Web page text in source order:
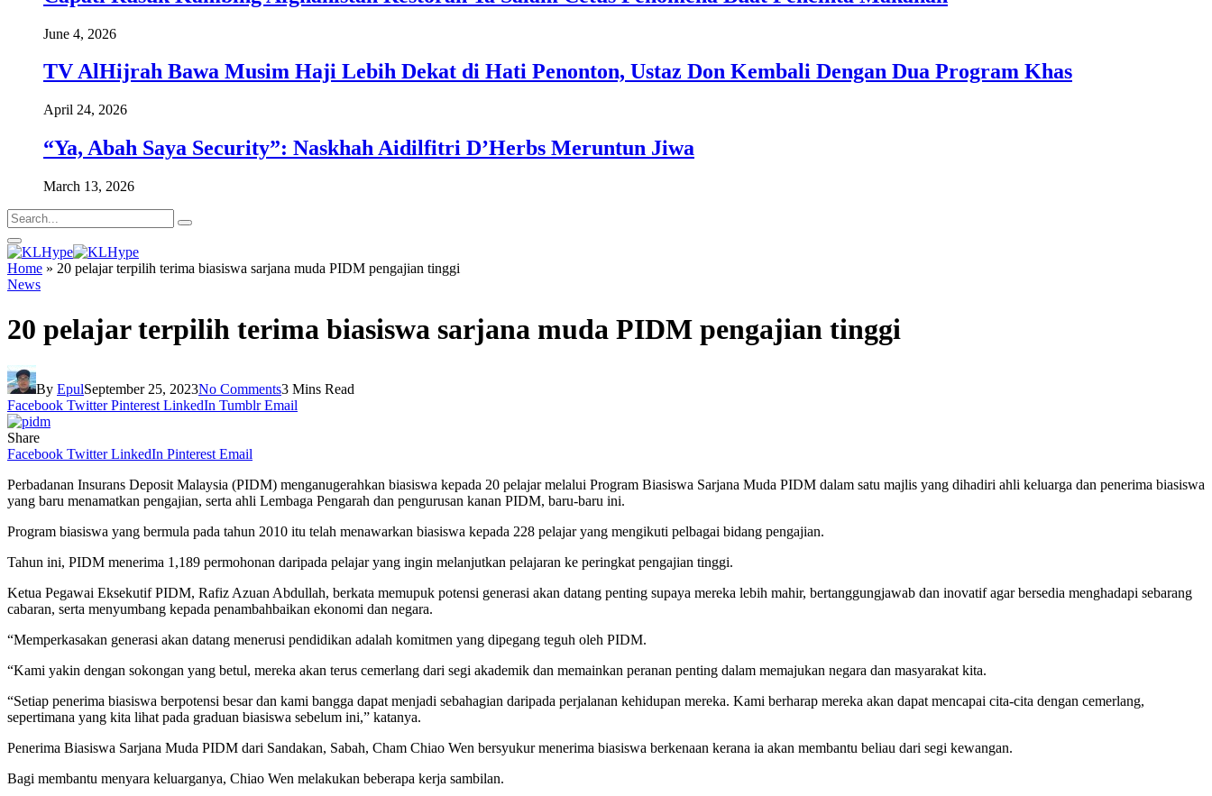
June 4, 2026
TV AlHijrah Bawa Musim Haji Lebih Dekat di Hati Penonton, Ustaz Don Kembali Dengan Dua Program Khas
April 24, 2026
“Ya, Abah Saya Security”: Naskhah Aidilfitri D’Herbs Meruntun Jiwa
March 13, 2026
Home » 20 pelajar terpilih terima biasiswa sarjana muda PIDM pengajian tinggi
News
20 pelajar terpilih terima biasiswa sarjana muda PIDM pengajian tinggi
By EpulSeptember 25, 2023No Comments3 Mins Read
Facebook Twitter Pinterest LinkedIn Tumblr Email
Share
Facebook Twitter LinkedIn Pinterest Email
Perbadanan Insurans Deposit Malaysia (PIDM) menganugerahkan biasiswa kepada 20 pelajar melalui Program Biasiswa Sarjana Muda PIDM dalam satu majlis yang dihadiri ahli keluarga dan penerima biasiswa
yang baru menamatkan pengajian, serta ahli Lembaga Pengarah dan pengurusan kanan PIDM, baru-baru ini.
Program biasiswa yang bermula pada tahun 2010 itu telah menawarkan biasiswa kepada 228 pelajar yang mengikuti pelbagai bidang pengajian.
Tahun ini, PIDM menerima 1,189 permohonan daripada pelajar yang ingin melanjutkan pelajaran ke peringkat pengajian tinggi.
Ketua Pegawai Eksekutif PIDM, Rafiz Azuan Abdullah, berkata memupuk potensi generasi akan datang penting supaya mereka lebih mahir, bertanggungjawab dan inovatif agar bersedia menghadapi sebarang
cabaran, serta menyumbang kepada penambahbaikan ekonomi dan negara.
“Memperkasakan generasi akan datang menerusi pendidikan adalah komitmen yang dipegang teguh oleh PIDM.
“Kami yakin dengan sokongan yang betul, mereka akan terus cemerlang dari segi akademik dan memainkan peranan penting dalam memajukan negara dan masyarakat kita.
“Setiap penerima biasiswa berpotensi besar dan kami bangga dapat menjadi sebahagian daripada perjalanan kehidupan mereka. Kami berharap mereka akan dapat mencapai cita-cita dengan cemerlang,
sepertimana yang kita lihat pada graduan biasiswa sebelum ini,” katanya.
Penerima Biasiswa Sarjana Muda PIDM dari Sandakan, Sabah, Cham Chiao Wen bersyukur menerima biasiswa berkenaan kerana ia akan membantu beliau dari segi kewangan.
Bagi membantu menyara keluarganya, Chiao Wen melakukan beberapa kerja sambilan.